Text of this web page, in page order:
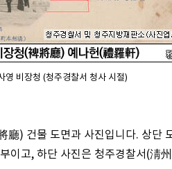
영 비장청 (청주경찰서 청사 시절)
) 건물 도면과 사진입니다. 상단
이고, 하단 사진은 청주경찰서(淸